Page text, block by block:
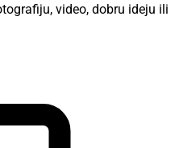
video, dobru ideju ili